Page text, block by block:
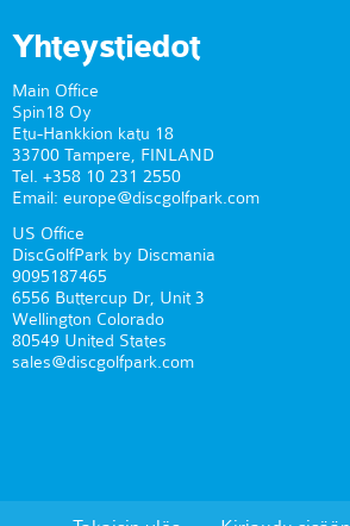
Yhteystiedot
Main Office
Spin18 Oy
Etu-Hankkion katu 18
33700 Tampere, FINLAND
Tel. +358 10 231 2550
Email: europe@discgolfpark.com
US Office
DiscGolfPark by Discmania
9095187465
6556 Buttercup Dr, Unit 3
Wellington Colorado
80549 United States
sales@discgolfpark.com